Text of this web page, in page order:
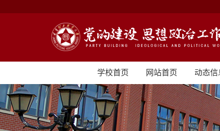
学校首页 网站首页 动态信